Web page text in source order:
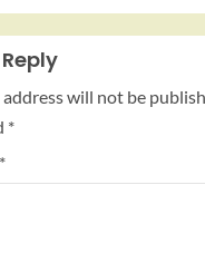
will not be
*
*